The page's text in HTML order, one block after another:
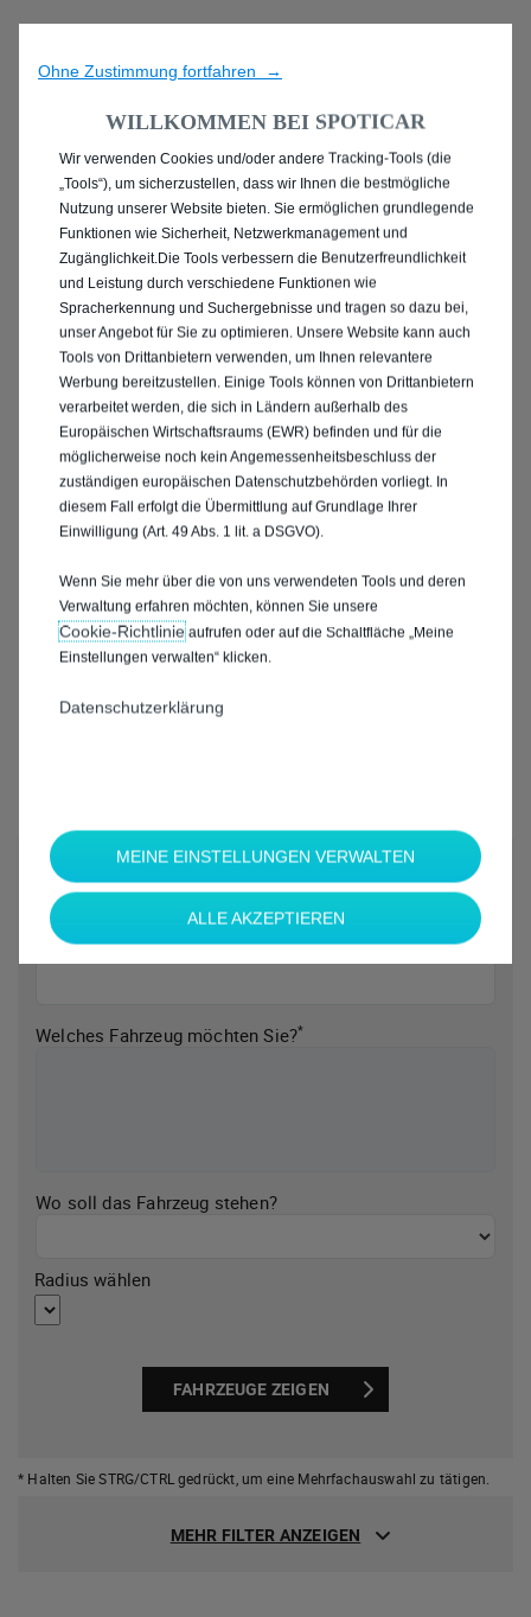
ENTDECKEN SIE ALLE
MIT DIESEL ANTRIEB IN
MÜNSTER
Welche Marke möchten Sie?*
Welches Fahrzeug möchten Sie?*
Wo soll das Fahrzeug stehen?
Radius wählen
FAHRZEUGE ZEIGEN
* Halten Sie STRG/CTRL gedrückt, um eine Mehrfachauswahl zu tätigen.
MEHR FILTER ANZEIGEN
Ohne Zustimmung fortfahren →
WILLKOMMEN BEI SPOTICAR
Wir verwenden Cookies und/oder andere Tracking-Tools (die
„Tools“), um sicherzustellen, dass wir Ihnen die bestmögliche
Nutzung unserer Website bieten. Sie ermöglichen grundlegende
Funktionen wie Sicherheit, Netzwerkmanagement und
Zugänglichkeit.Die Tools verbessern die Benutzerfreundlichkeit
und Leistung durch verschiedene Funktionen wie
Spracherkennung und Suchergebnisse und tragen so dazu bei,
unser Angebot für Sie zu optimieren. Unsere Website kann auch
Tools von Drittanbietern verwenden, um Ihnen relevantere
Werbung bereitzustellen. Einige Tools können von Drittanbietern
verarbeitet werden, die sich in Ländern außerhalb des
Europäischen Wirtschaftsraums (EWR) befinden und für die
möglicherweise noch kein Angemessenheitsbeschluss der
zuständigen europäischen Datenschutzbehörden vorliegt. In
diesem Fall erfolgt die Übermittlung auf Grundlage Ihrer
Einwilligung (Art. 49 Abs. 1 lit. a DSGVO).
Wenn Sie mehr über die von uns verwendeten Tools und deren
Verwaltung erfahren möchten, können Sie unsere
Cookie‑Richtlinieaufrufen oder auf die Schaltfläche „Meine
Einstellungen verwalten“ klicken.
Datenschutzerklärung
MEINE EINSTELLUNGEN VERWALTEN
ALLE AKZEPTIEREN